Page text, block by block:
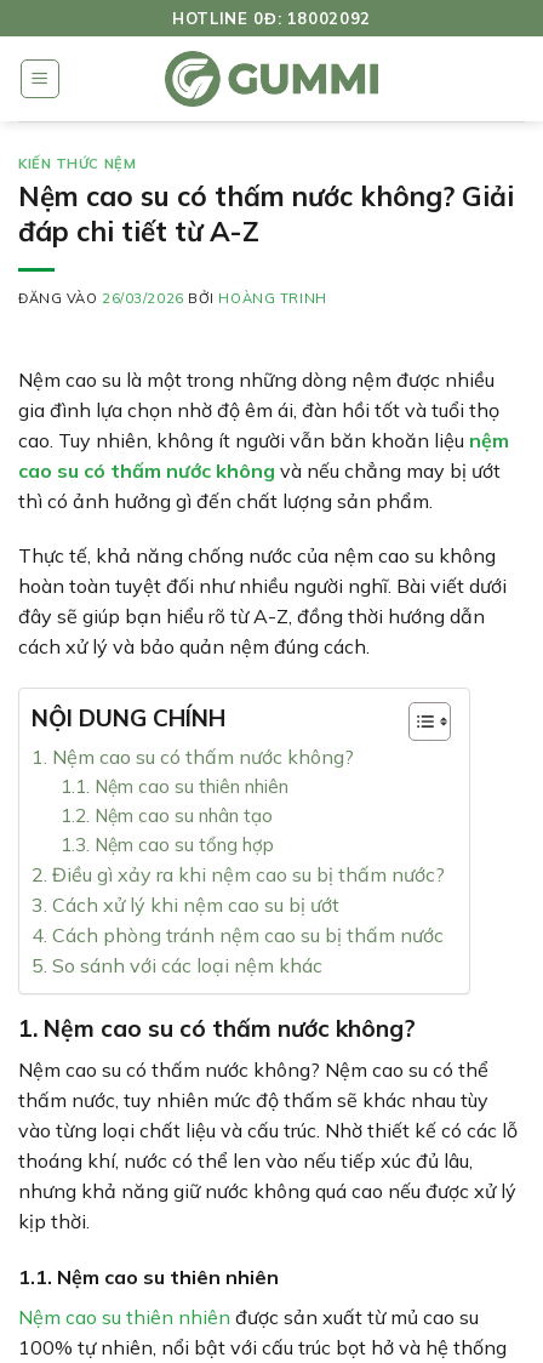
qua
dung
HOTLINE 0Đ: 18002092
KIẾN THỨC NỆM
Nệm cao su có thấm nước không? Giải
đáp chi tiết từ A-Z
ĐĂNG VÀO 26/03/2026 BỞI HOÀNG TRINH
Nệm cao su là một trong những dòng nệm được nhiều
gia đình lựa chọn nhờ độ êm ái, đàn hồi tốt và tuổi thọ
cao. Tuy nhiên, không ít người vẫn băn khoăn liệu nệm
cao su có thấm nước không và nếu chẳng may bị ướt
thì có ảnh hưởng gì đến chất lượng sản phẩm.
Thực tế, khả năng chống nước của nệm cao su không
hoàn toàn tuyệt đối như nhiều người nghĩ. Bài viết dưới
đây sẽ giúp bạn hiểu rõ từ A-Z, đồng thời hướng dẫn
cách xử lý và bảo quản nệm đúng cách.
NỘI DUNG CHÍNH
1. Nệm cao su có thấm nước không?
1.1. Nệm cao su thiên nhiên
1.2. Nệm cao su nhân tạo
1.3. Nệm cao su tổng hợp
2. Điều gì xảy ra khi nệm cao su bị thấm nước?
3. Cách xử lý khi nệm cao su bị ướt
4. Cách phòng tránh nệm cao su bị thấm nước
5. So sánh với các loại nệm khác
1. Nệm cao su có thấm nước không?
Nệm cao su có thấm nước không? Nệm cao su có thể
thấm nước, tuy nhiên mức độ thấm sẽ khác nhau tùy
vào từng loại chất liệu và cấu trúc. Nhờ thiết kế có các lỗ
thoáng khí, nước có thể len vào nếu tiếp xúc đủ lâu,
nhưng khả năng giữ nước không quá cao nếu được xử lý
kịp thời.
1.1. Nệm cao su thiên nhiên
Nệm cao su thiên nhiên được sản xuất từ mủ cao su
100% tự nhiên, nổi bật với cấu trúc bọt hở và hệ thống